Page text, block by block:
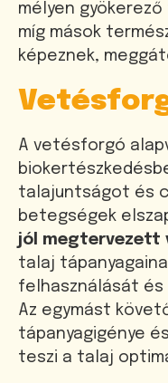
mélyen
míg mások
képeznek,
A vetésforgó
talajuntságot és
betegségek
jól megtervezett
talaj
felhasználását
Az egymást
tápanyagigénye
teszi a talaj